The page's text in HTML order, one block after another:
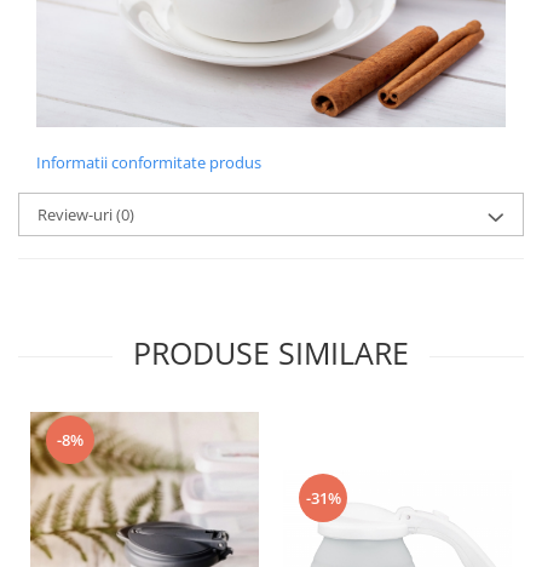
Informatii conformitate produs
Review-uri(0)
PRODUSE SIMILARE
-8%
-31%